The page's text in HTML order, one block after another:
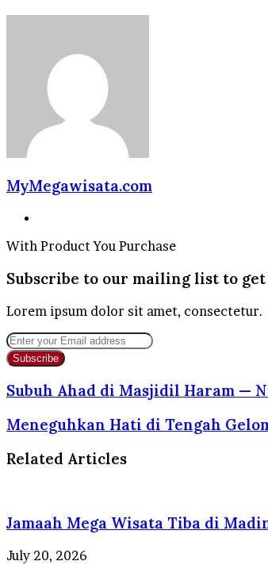
MyMegawisata.com
With Product You Purchase
Subscribe to our mailing list to
Lorem ipsum dolor sit amet, consectetur.
Enter
your
Email
address
Subuh Ahad di Masjidil Haram —
Meneguhkan Hati di Tengah
Related Articles
Jamaah Mega Wisata Tiba di
July 20, 2026